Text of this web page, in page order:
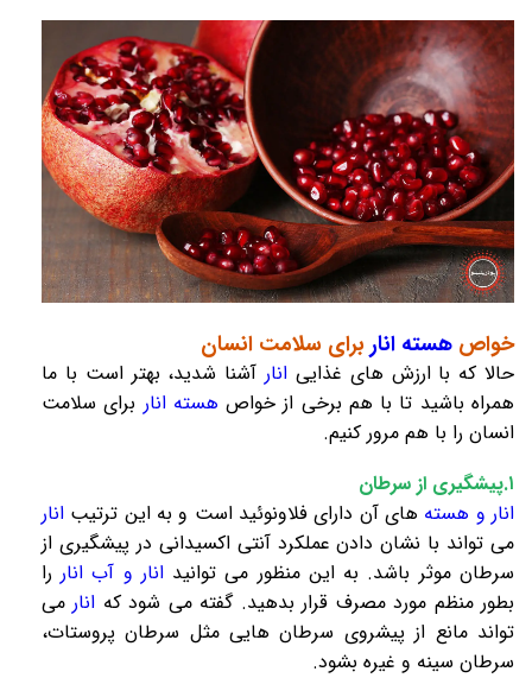
خواص هسته انار برای سلامت انسان
حالا که با ارزش های غذایی انار آشنا شدید، بهتر است با ما
همراه باشید تا با هم برخی از خواص هسته انار برای سلامت
انسان را با هم مرور کنیم.
۱.پیشگیری از سرطان
انار و هسته های آن دارای فلاونوئید است و به این ترتیب انار
می تواند با نشان دادن عملکرد آنتی اکسیدانی در پیشگیری از
سرطان موثر باشد. به این منظور می توانید انار و آب اناررا
بطور منظم مورد مصرف قرار بدهید. گفته می شود که انار می
تواند مانع از پیشروی سرطان هایی مثل سرطان پروستات،
سرطان سینه و غیره بشود.